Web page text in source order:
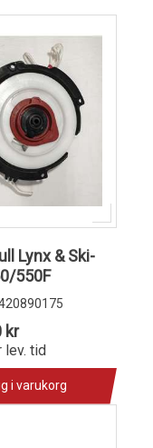
Kundservice
Lynx & Ski-
550F
kr
lev. tid
i varukorg